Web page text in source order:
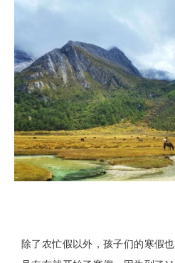
除了农忙假以外，孩子们的寒假